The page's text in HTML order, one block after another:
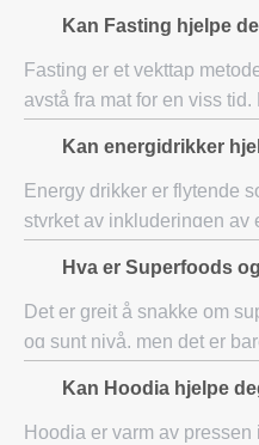
Kan Fasting hjelpe
Fasting er et vekttap
avstå fra mat for en viss
begrense alt unntatt vann. E
Kan energidrikker
Energy drikker er flytende
styrket av inkluderingen av
som efedrin, og guarana.
Hva er Superfoods
Det er greit å snakke om
og sunt nivå, men det er
Kan Hoodia hjelpe
Hoodia er varm av